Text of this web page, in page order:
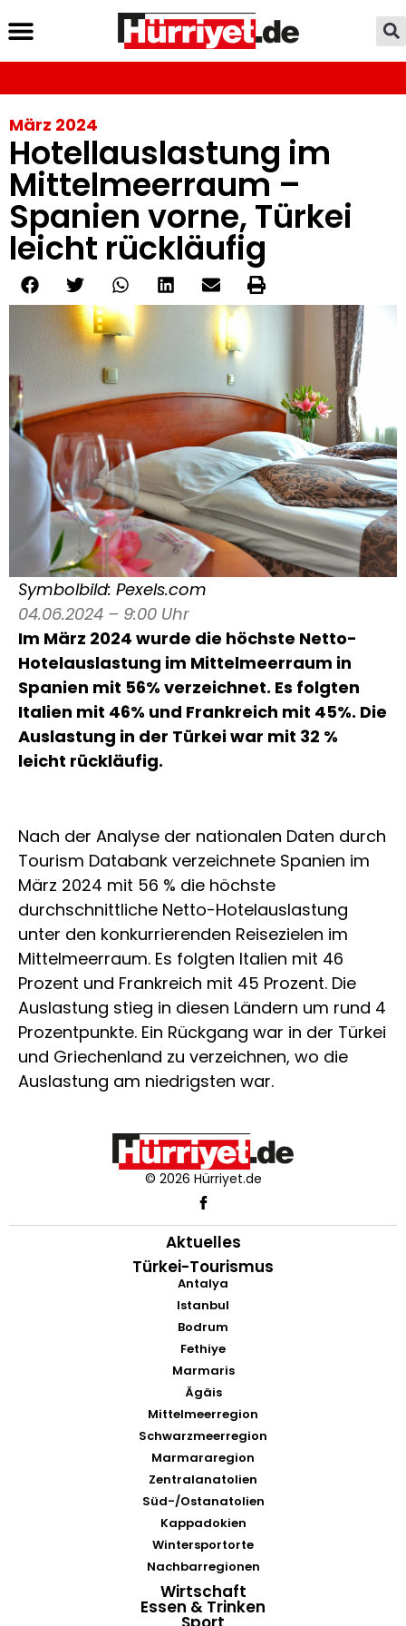
März 2024
Hotellauslastung im
Mittelmeerraum –
Spanien vorne, Türkei
leicht rückläufig
Symbolbild: Pexels.com
04.06.2024 – 9:00 Uhr
Im März 2024 wurde die höchste Netto-
Hotelauslastung im Mittelmeerraum in
Spanien mit 56% verzeichnet. Es folgten
Italien mit 46% und Frankreich mit 45%. Die
Auslastung in der Türkei war mit 32 %
leicht rückläufig.
Nach der Analyse der nationalen Daten durch
Tourism Databank verzeichnete Spanien im
März 2024 mit 56 % die höchste
durchschnittliche Netto-Hotelauslastung
unter den konkurrierenden Reisezielen im
Mittelmeerraum. Es folgten Italien mit 46
Prozent und Frankreich mit 45 Prozent. Die
Auslastung stieg in diesen Ländern um rund 4
Prozentpunkte. Ein Rückgang war in der Türkei
und Griechenland zu verzeichnen, wo die
Auslastung am niedrigsten war.
© 2026 Hürriyet.de
Aktuelles
Türkei-Tourismus
Antalya
Istanbul
Bodrum
Fethiye
Marmaris
Ägäis
Mittelmeerregion
Schwarzmeerregion
Marmararegion
Zentralanatolien
Süd-/Ostanatolien
Kappadokien
Wintersportorte
Nachbarregionen
Wirtschaft
Essen & Trinken